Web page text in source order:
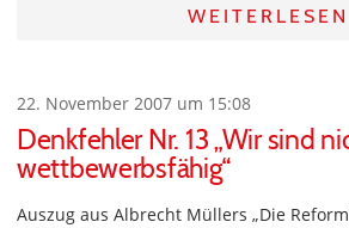
WEITERLESEN
22. November 2007 um 15:08
Denkfehler Nr. 13 „Wir sind
wettbewerbsfähig“
Auszug aus Albrecht Müllers „Die